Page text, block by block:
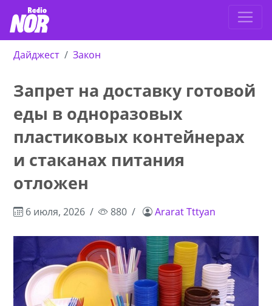
Дайджест Закон
Запрет на доставку готовой
еды в одноразовых
пластиковых контейнерах
и стаканах питания
отложен
6 июля, 2026 880 Ararat Tttyan